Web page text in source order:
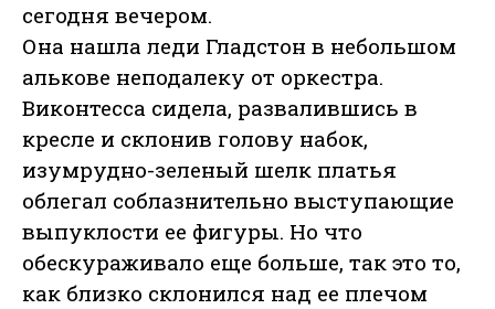
сегодня вечером.
Она нашла леди Гладстон в небольшом
алькове неподалеку от оркестра.
Виконтесса сидела, развалившись в
кресле и склонив голову набок,
изумрудно-зеленый шелк платья
облегал соблазнительно выступающие
выпуклости ее фигуры. Но что
обескураживало еще больше, так это то,
как близко склонился над ее плечом